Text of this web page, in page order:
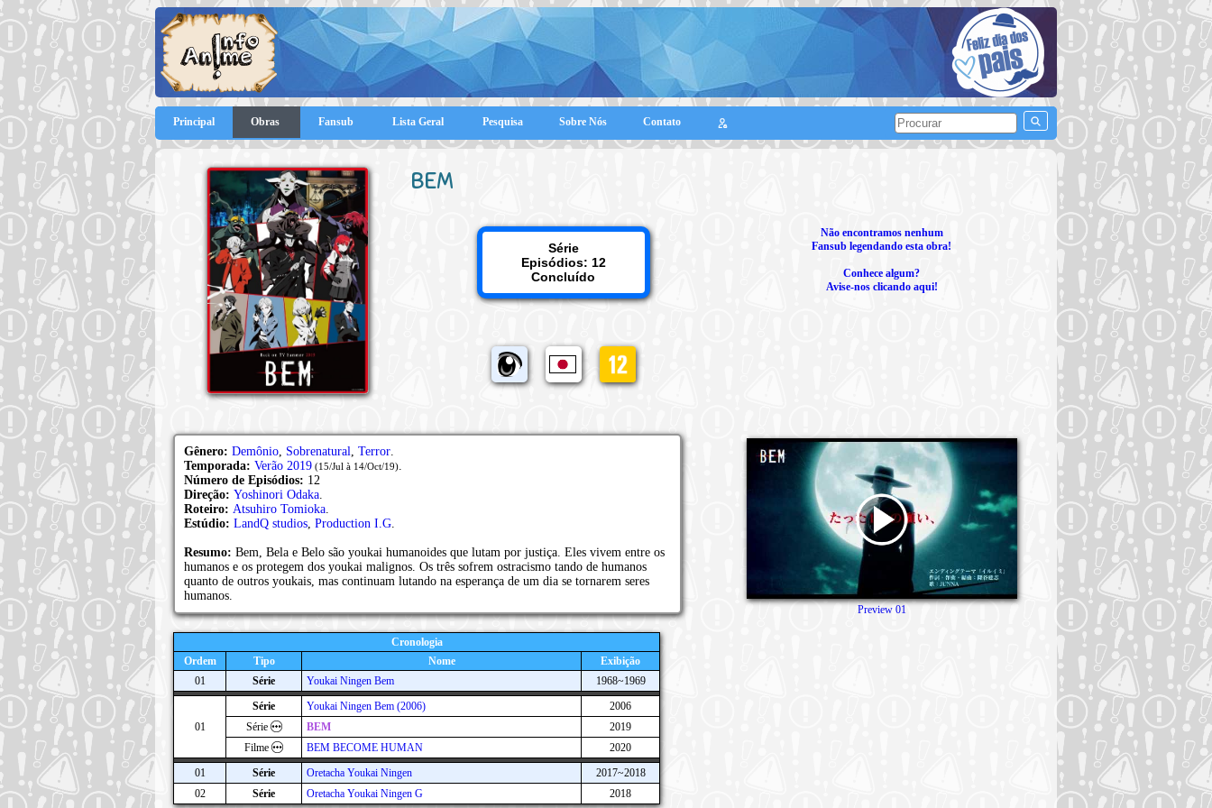
Principal Obras Fansub Lista Geral Pesquisa Sobre Nós Contato
BEM
Série
Episódios: 12
Concluído
Não encontramos nenhum
Fansub legendando esta obra!
Conhece algum?
Avise-nos clicando aqui!
Gênero: Demônio, Sobrenatural, Terror.
Temporada: Verão 2019 (15/Jul à 14/Oct/19).
Número de Episódios: 12
Direção: Yoshinori Odaka.
Roteiro: Atsuhiro Tomioka.
Estúdio: LandQ studios, Production I.G.
Resumo: Bem, Bela e Belo são youkai humanoides que lutam por justiça. Eles vivem entre os
humanos e os protegem dos youkai malignos. Os três sofrem ostracismo tando de humanos
quanto de outros youkais, mas continuam lutando na esperança de um dia se tornarem seres
humanos.
Cronologia
Ordem
Tipo Nome
Exibição
01
Série Youkai Ningen Bem 1968~1969
01
Série Youkai Ningen Bem (2006)
2006
Série
BEM
2019
Filme
BEM BECOME HUMAN
2020
01
Série Oretacha Youkai Ningen
2017~2018
02
Série Oretacha Youkai Ningen G 2018
Preview 01